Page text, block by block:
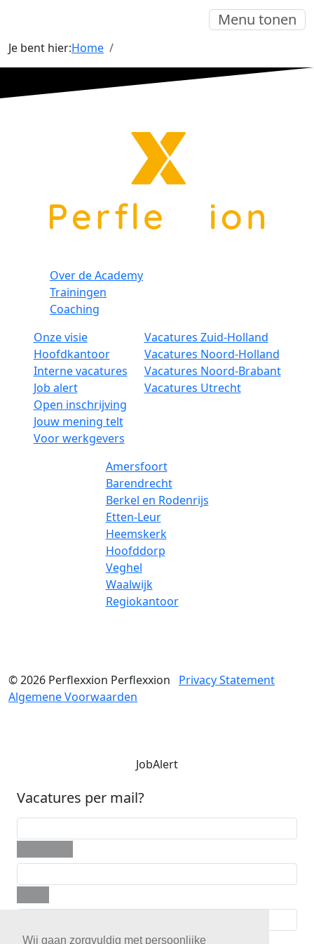
Wij gaan zorgvuldig met persoonlijke
Menu tonen
Je bent hier:Home
Over de Academy
Trainingen
Coaching
Onze visie
Hoofdkantoor
Interne vacatures
Job alert
Open inschrijving
Jouw mening telt
Voor werkgevers
Vacatures Zuid-Holland
Vacatures Noord-Holland
Vacatures Noord-Brabant
Vacatures Utrecht
Amersfoort
Barendrecht
Berkel en Rodenrijs
Etten-Leur
Heemskerk
Hoofddorp
Veghel
Waalwijk
Regiokantoor
© 2026 Perflexxion Perflexxion
Privacy Statement
Algemene Voorwaarden
JobAlert
Vacatures per mail?
Telefoon